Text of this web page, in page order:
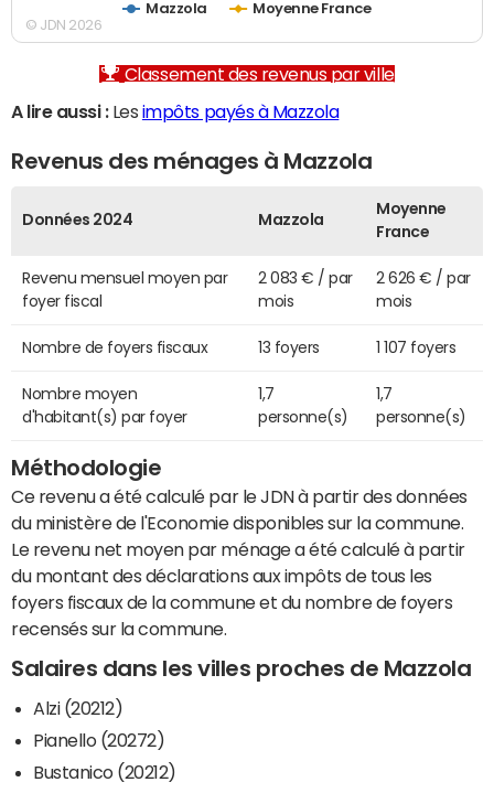
Mazzola Moyenne France
© JDN 2026
Classement des revenus par ville
A lire aussi :Les impôts payés à Mazzola
Revenus des ménages à Mazzola
Données 2024 Mazzola
Moyenne
France
Revenu mensuel moyen par
foyer fiscal
2 083 € / par
mois
2 626 € / par
mois
Nombre de foyers fiscaux 13 foyers 1 107 foyers
Nombre moyen
d'habitant(s) par foyer
1,7
personne(s)
1,7
personne(s)
Méthodologie
Ce revenu a été calculé par le JDN à partir des données
du ministère de l'Economie disponibles sur la commune.
Le revenu net moyen par ménage a été calculé à partir
du montant des déclarations aux impôts de tous les
foyers fiscaux de la commune et du nombre de foyers
recensés sur la commune.
Salaires dans les villes proches de Mazzola
Alzi (20212)
Pianello (20272)
Bustanico (20212)